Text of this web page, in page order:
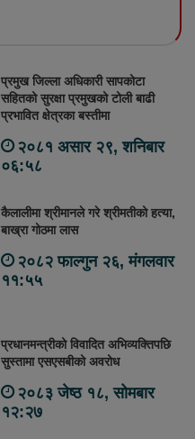
प्रमुख जिल्ला अधिकारी सापकोटा
सहितको सुरक्षा प्रमुखको टोली बाढी
प्रभावित क्षेत्रका बस्तीमा
२०८१ असार २९, शनिबार
०६:५८
कैलालीमा श्रीमानले गरे श्रीमतीको हत्या,
बाख्रा गोठमा लास
२०८२ फाल्गुन २६, मंगलवार
११:५५
प्रधानमन्त्रीको विवादित अभिव्यक्तिपछि
सुस्तामा एसएसबीको अवरोध
२०८३ जेष्ठ १८, सोमबार
१२:२७